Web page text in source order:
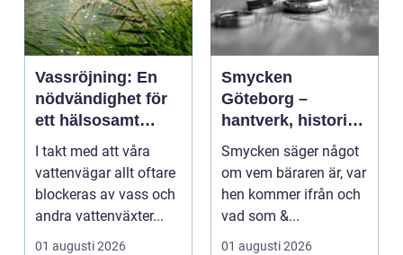
Vassröjning: En
nödvändighet för
ett hälsosamt
vattenlandskap
I takt med att våra
vattenvägar allt oftare
blockeras av vass och
andra vattenväxter...
01 augusti 2026
Smycken
Göteborg –
hantverk, historia
och personligt
uttryck
Smycken säger något
om vem bäraren är, var
hen kommer ifrån och
vad som &...
01 augusti 2026